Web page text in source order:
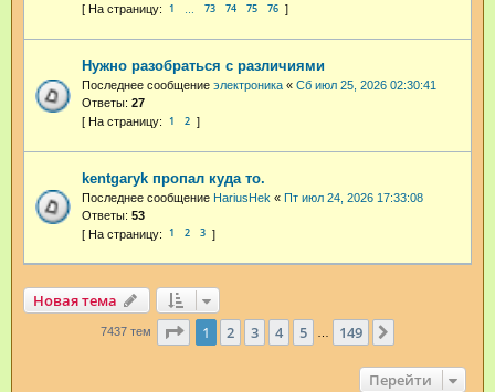
1 73 74 75 76
Нужно разобраться с различиями
Последнее сообщение электроника « Сб июл 25, 2026 02:30:41
Ответы: 27
1 2
kentgaryk пропал куда то.
Последнее сообщение HariusHek « Пт июл 24, 2026 17:33:08
Ответы: 53
1 2 3
Новая тема
7437 тем Страница из 149
1 2 3 4 5 149
Перейти